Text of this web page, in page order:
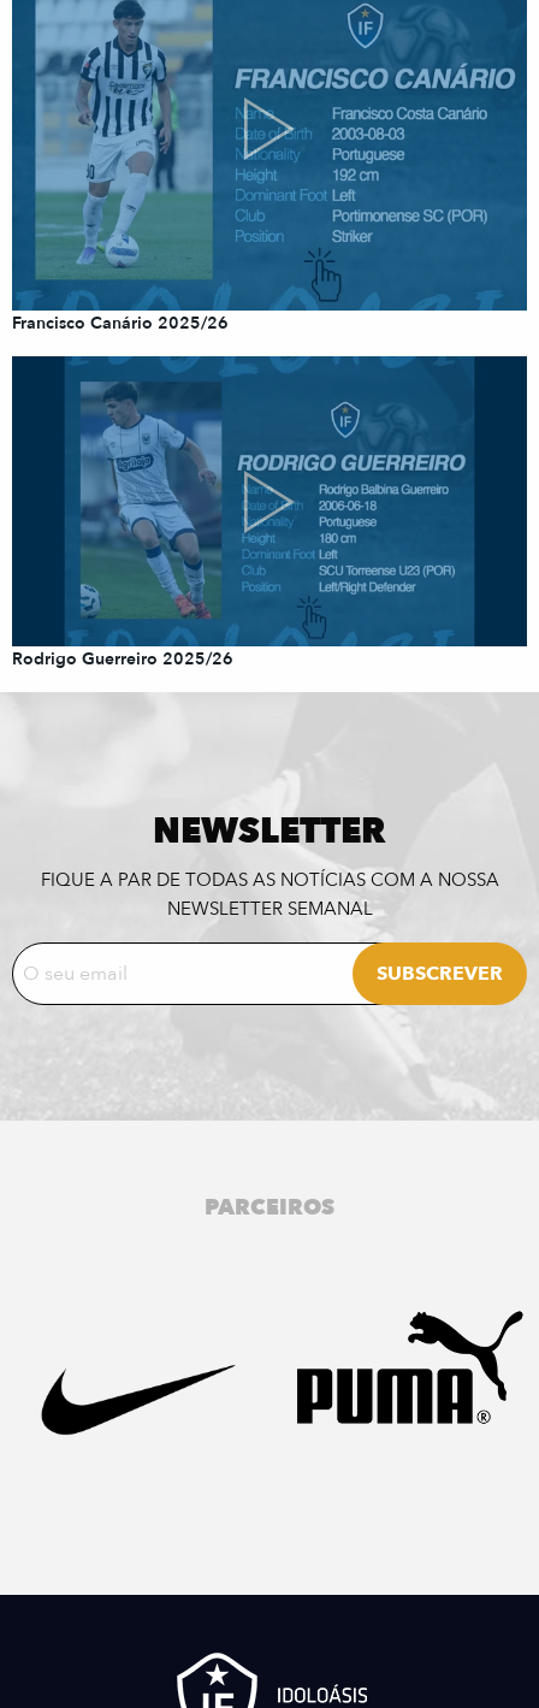
Francisco Canário 2025/26
Rodrigo Guerreiro 2025/26
NEWSLETTER
FIQUE A PAR DE TODAS AS NOTÍCIAS COM A NOSSA
NEWSLETTER SEMANAL
PARCEIROS